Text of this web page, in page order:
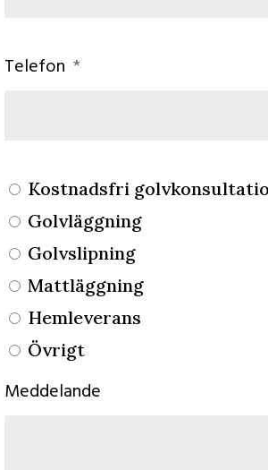
Telefon
Kostnadsfri
Golvläggning
Golvslipning
Mattläggning
Hemleverans
Övrigt
Meddelande